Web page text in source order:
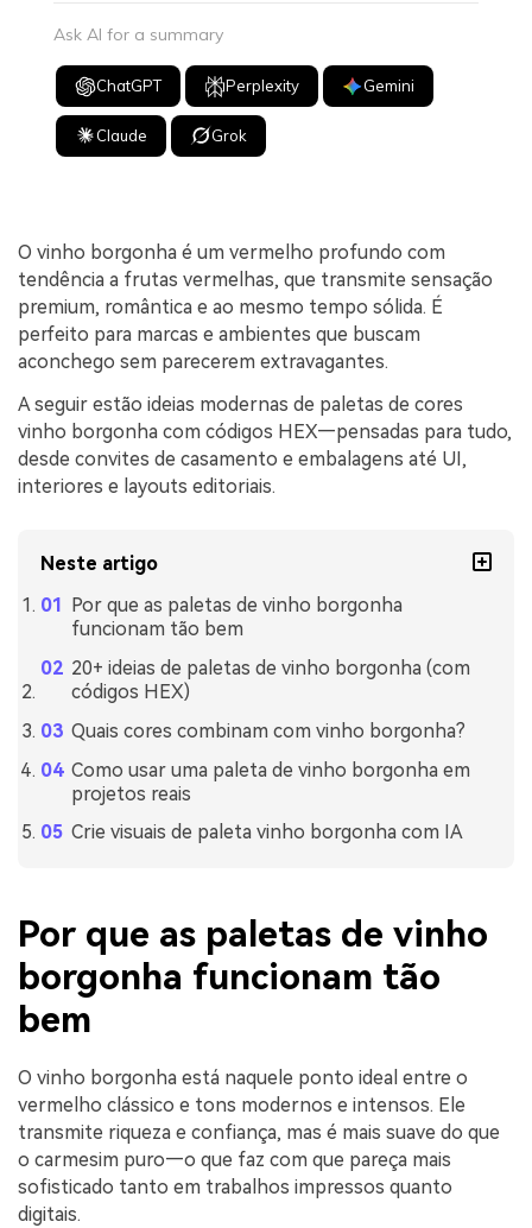
Ask AI for a summary
ChatGPT Perplexity Gemini
Claude Grok
O vinho borgonha é um vermelho profundo com
tendência a frutas vermelhas, que transmite sensação
premium, romântica e ao mesmo tempo sólida. É
perfeito para marcas e ambientes que buscam
aconchego sem parecerem extravagantes.
A seguir estão ideias modernas de paletas de cores
vinho borgonha com códigos HEX—pensadas para tudo,
desde convites de casamento e embalagens até UI,
interiores e layouts editoriais.
Neste artigo
Por que as paletas de vinho borgonha
funcionam tão bem
20+ ideias de paletas de vinho borgonha (com
códigos HEX)
Quais cores combinam com vinho borgonha?
Como usar uma paleta de vinho borgonha em
projetos reais
Crie visuais de paleta vinho borgonha com IA
Por que as paletas de vinho
borgonha funcionam tão
bem
O vinho borgonha está naquele ponto ideal entre o
vermelho clássico e tons modernos e intensos. Ele
transmite riqueza e confiança, mas é mais suave do que
o carmesim puro—o que faz com que pareça mais
sofisticado tanto em trabalhos impressos quanto
digitais.